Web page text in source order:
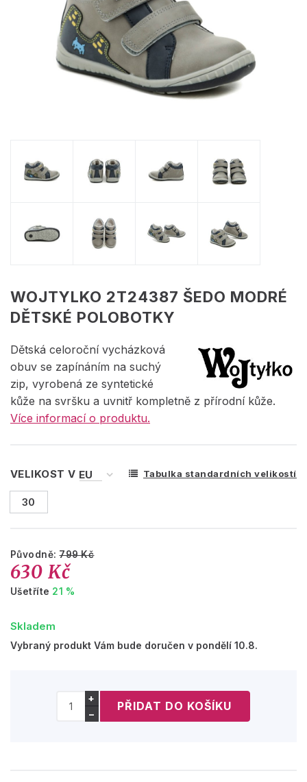
WOJTYLKO 2T24387 ŠEDO MODRÉ
DĚTSKÉ POLOBOTKY
Dětská celoroční vycházková
obuv se zapínáním na suchý
zip, vyrobená ze syntetické
kůže na svršku a uvnitř kompletně z přírodní kůže.
Více informací o produktu.
VELIKOST V Tabulka standardních velikostí
30
Původně:799 Kč
630 Kč
Ušetříte 21 %
Skladem
Vybraný produkt Vám bude doručen v pondělí 10.8.
+
−